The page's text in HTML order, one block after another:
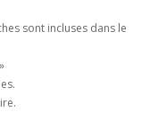
sont incluses dans le